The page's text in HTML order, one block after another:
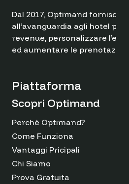
Dal 2017, Optimand fornisce
all’avanguardia agli hotel per
revenue, personalizzare
ed aumentare le prenotazioni
Piattaforma
Scopri Optimand
Perchè Optimand?
Come Funziona
Vantaggi Pricipali
Chi Siamo
Prova Gratuita